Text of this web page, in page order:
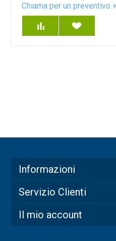
Chiama per un preventivo
Informazioni
Servizio Clienti
Il mio account